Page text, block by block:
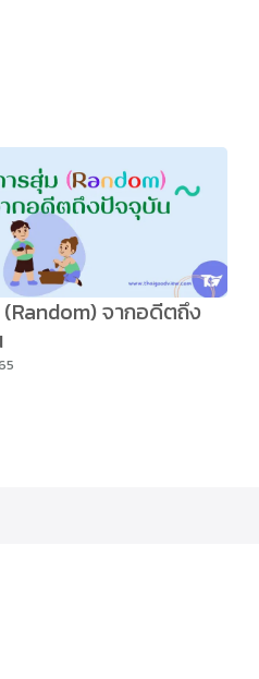
จากอดีตถึง